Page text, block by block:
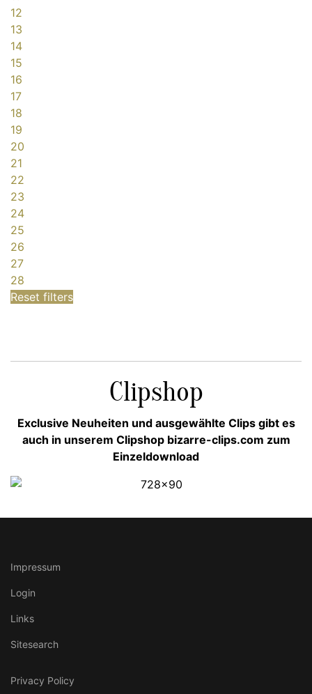
12
13
14
15
16
17
18
19
20
21
22
23
24
25
26
27
28
Reset filters
Clipshop
Exclusive Neuheiten und ausgewählte Clips gibt es
auch in unserem Clipshop bizarre-clips.com zum
Einzeldownload
Impressum
Login
Links
Sitesearch
Privacy Policy